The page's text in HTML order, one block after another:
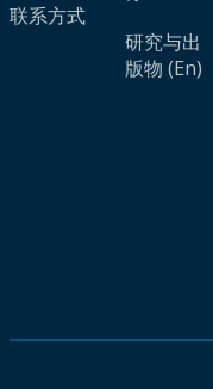
联系方式
研究与出
版物 (En)